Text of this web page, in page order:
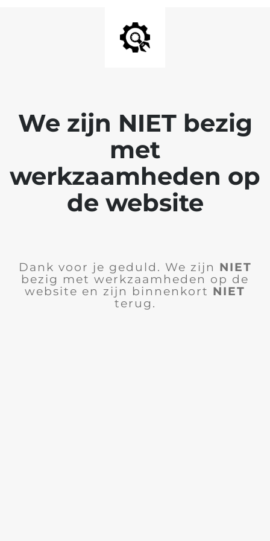
We zijn NIET bezig
met
werkzaamheden op
de website
Dank voor je geduld. We zijn NIET
bezig met werkzaamheden op de
website en zijn binnenkort NIET
terug.